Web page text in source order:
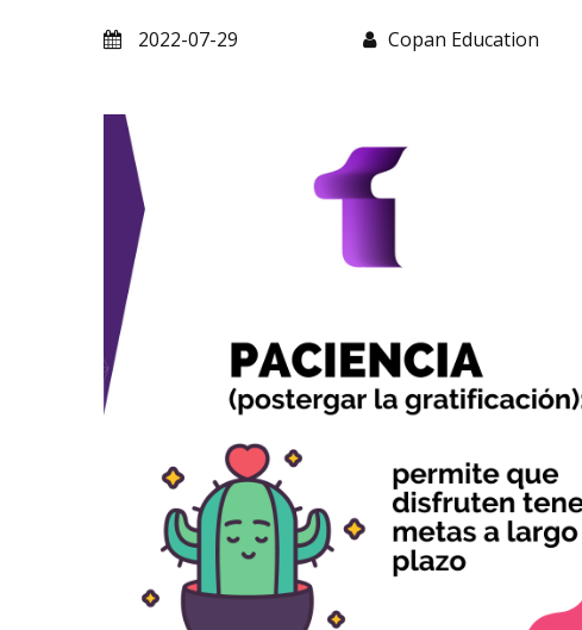
2022-07-29 Copan Education